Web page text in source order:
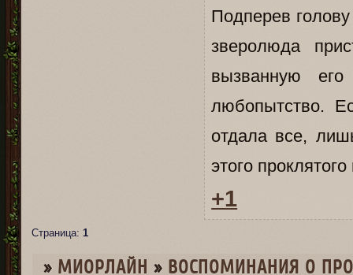
Подперев
зверолюда
вызванную его
любопытство.
отдала все,
этого
+1
Страница:1
» МИОРЛАЙН » ВОСПОМИНАНИЯ О